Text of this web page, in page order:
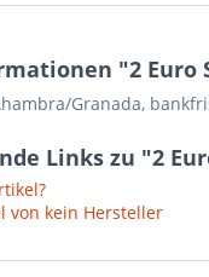
"2 Euro
Granada,
Links zu "2
von kein Hersteller